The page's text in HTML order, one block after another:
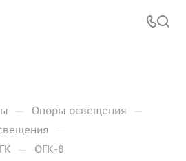
— Опоры освещения —
—
— ОГК-8